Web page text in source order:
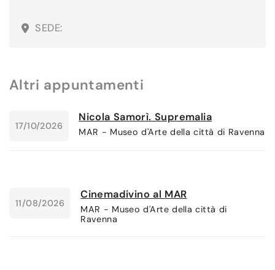
SEDE:
Altri appuntamenti
17/10/2026
Nicola Samorì. Supremalia
MAR - Museo d'Arte della città di Ravenna
11/08/2026
Cinemadivino al MAR
MAR - Museo d'Arte della città di
Ravenna